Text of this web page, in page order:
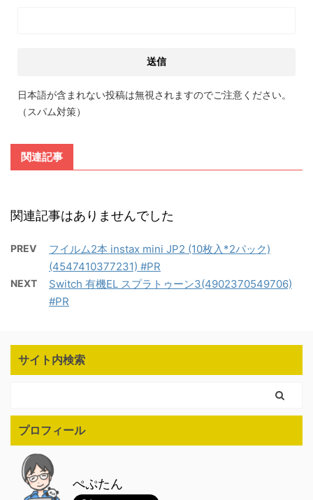
日本語が含まれない投稿は無視されますのでご注意ください。
（スパム対策）
関連記事
関連記事はありませんでした
PREV
フイルム2本 instax mini JP2 (10枚入*2パック)
(4547410377231) #PR
NEXT
Switch 有機EL スプラトゥーン3(4902370549706)
#PR
サイト内検索
プロフィール
ぺぷたん